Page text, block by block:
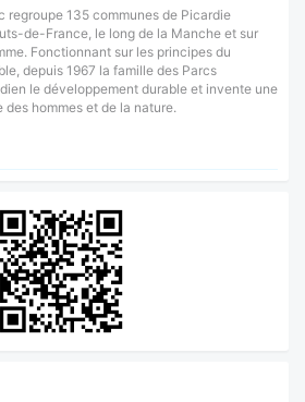
regroupe 135 communes de Picardie
de-France, le long de la Manche et sur
Fonctionnant sur les principes du
depuis 1967 la famille des Parcs
le développement durable et invente une
hommes et de la nature.